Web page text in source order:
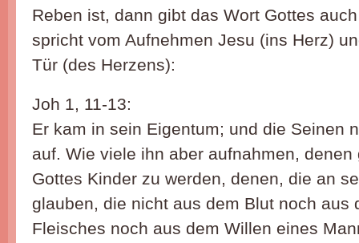
Reben ist, dann gibt das Wort Gottes
spricht vom Aufnehmen Jesu (ins Herz)
Tür (des Herzens):
Joh 1, 11-13:
Er kam in sein Eigentum; und die Seinen
auf. Wie viele ihn aber aufnahmen, denen
Gottes Kinder zu werden, denen, die an
glauben, die nicht aus dem Blut noch aus
Fleisches noch aus dem Willen eines